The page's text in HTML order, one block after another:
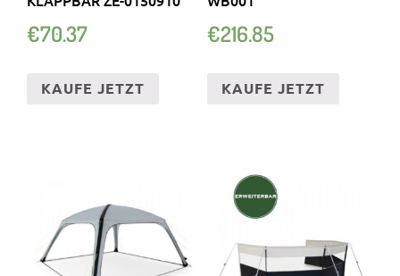
€70.37
KAUFE JETZT
€216.85
KAUFE JETZT